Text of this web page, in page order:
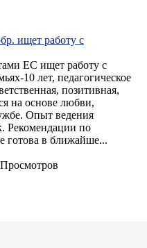
ищет работу с
ЕС ищет работу с
10 лет, педагогическое
позитивная,
на основе любви,
Опыт ведения
Рекомендации по
готова в ближайше...